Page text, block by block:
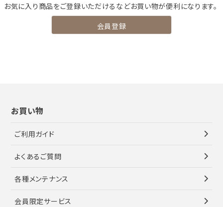
お気に入り商品をご登録いただけるなどお買い物が便利になります。
会員登録
お買い物
ご利用ガイド
よくあるご質問
各種メンテナンス
会員限定サービス